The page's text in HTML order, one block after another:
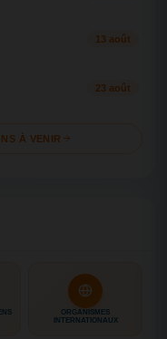
13 août
23 août
À VENIR
ORGANISMES
INTERNATIONAUX